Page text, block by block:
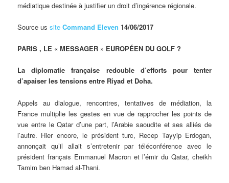
médiatique destinée à justifier un droit d’ingérence régionale.
Source ussiteCommand Eleven 14/06/2017
PARIS , LE « MESSAGER » EUROPÉEN DU GOLF ?
La diplomatie française redouble d’efforts pour tenter
d’apaiser les tensions entre Riyad et Doha.
Appels au dialogue, rencontres, tentatives de médiation, la
France multiplie les gestes en vue de rapprocher les points de
vue entre le Qatar d’une part, l’Arabie saoudite et ses alliés de
l’autre. Hier encore, le président turc, Recep Tayyip Erdogan,
annonçait qu’il allait s’entretenir par téléconférence avec le
président français Emmanuel Macron et l’émir du Qatar, cheikh
Tamim ben Hamad al-Thani.